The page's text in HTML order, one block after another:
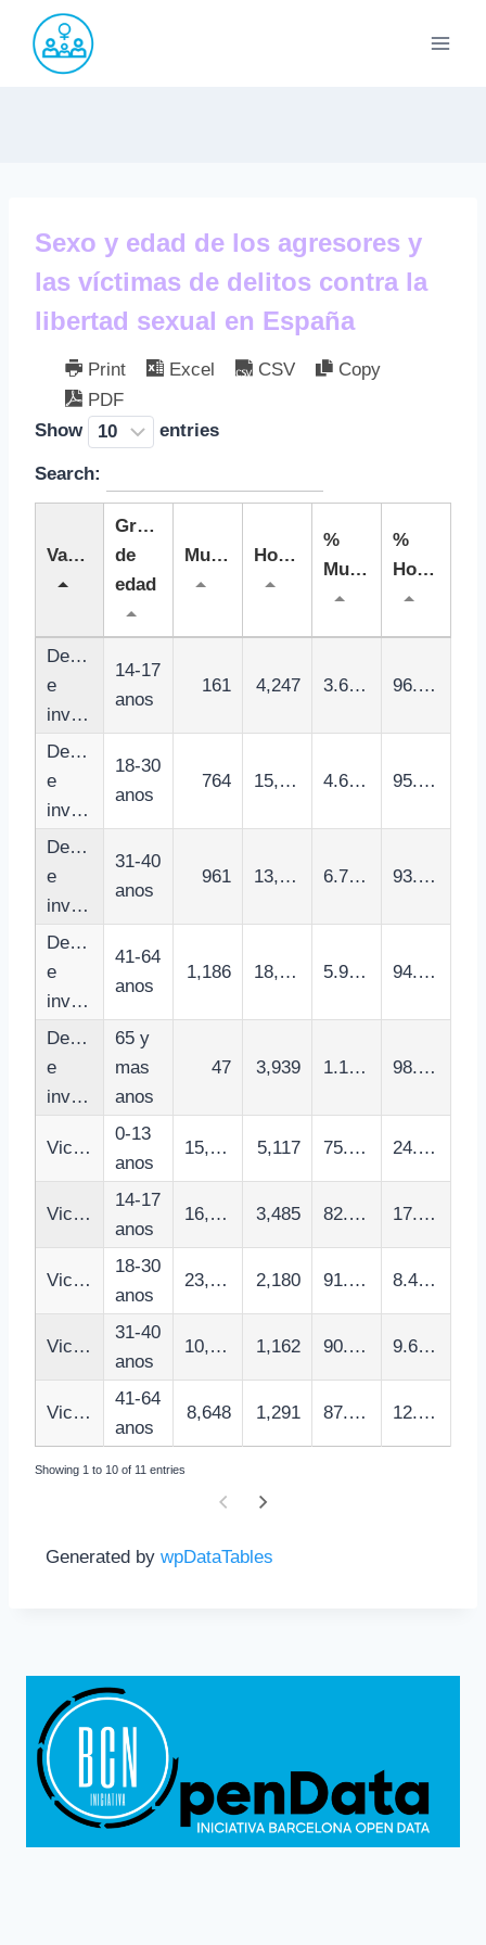
Saltar
contenido
Sexo y edad de los agresores y
las víctimas de delitos contra la
libertad sexual en España
Print Excel CSV
Copy
PDF
Show
entries
Search:
Variable
Grupo
de
edad
Mujeres Hombres
%
Mujeres
%
Hombres
Detenciones
e
investigados
14-17
anos
161 4,247 3.65% 96.35%
Detenciones
e
investigados
18-30
anos
764 15,776 4.62% 95.38%
Detenciones
e
investigados
31-40
anos
961 13,361 6.71% 93.29%
Detenciones
e
investigados
41-64
anos
1,186 18,869 5.91% 94.09%
Detenciones
e
investigados
65 y
mas
anos
47 3,939 1.18% 98.82%
Victimizaciones
0-13
anos
15,685 5,117 75.40% 24.60%
Victimizaciones
14-17
anos
16,605 3,485 82.65% 17.35%
Victimizaciones
18-30
anos
23,761 2,180 91.60% 8.40%
Victimizaciones
31-40
anos
10,889 1,162 90.36% 9.64%
Victimizaciones
41-64
anos
8,648 1,291 87.01% 12.99%
Showing 1 to 10 of 11 entries
Generated by wpDataTables